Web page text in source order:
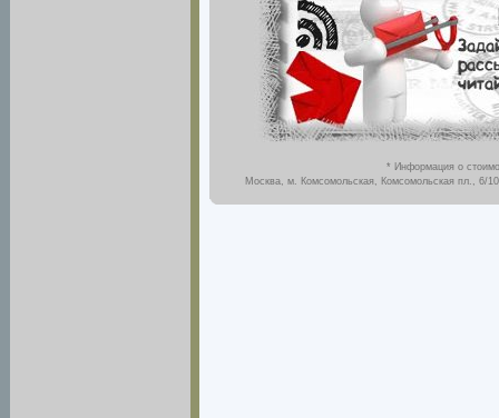
* Информация о
Москва, м. Комсомольская, Комсомольская пл., 6/